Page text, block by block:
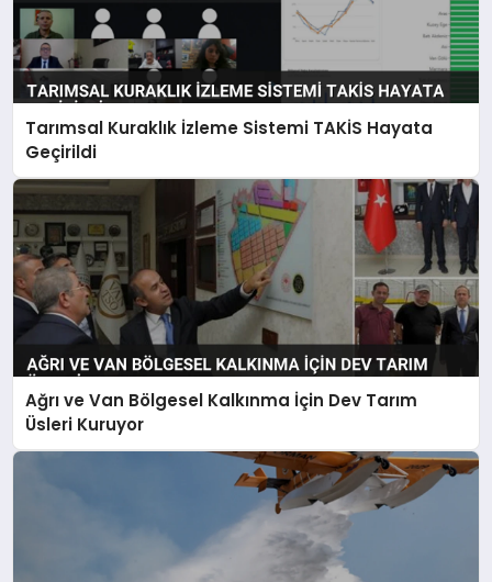
Tarımsal Kuraklık İzleme Sistemi TAKİS Hayata
Geçirildi
Ağrı ve Van Bölgesel Kalkınma İçin Dev Tarım
Üsleri Kuruyor